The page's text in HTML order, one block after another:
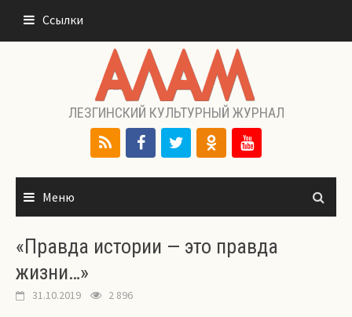
содержимому
Ссылки
ЛЕЗГИНСКИЙ КУЛЬТУРНЫЙ ЖУРНАЛ
Меню
«Правда истории — это правда
жизни…»
31.10.2019 2 896